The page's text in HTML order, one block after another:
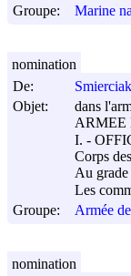
Groupe:
Marine
De:
Objet:
dans
ARMEE
I. -
Corps
Au grade
Les
Groupe:
Armée
nomination
nomination